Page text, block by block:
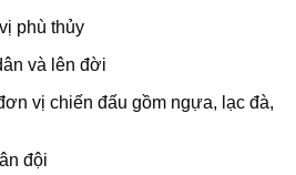
phù thủy
và lên đời
vị chiến đấu gồm ngựa, lạc đà,
đội